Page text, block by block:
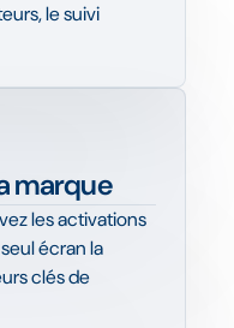
le suivi
marque
les activations
écran la
clés de